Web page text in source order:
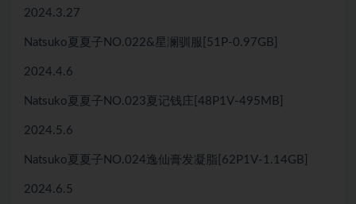
2024.3.27
Natsuko夏夏子NO.022&星澜驯服[51P-0.97GB]
2024.4.6
Natsuko夏夏子NO.023夏记钱庄[48P1V-495MB]
2024.5.6
Natsuko夏夏子NO.024逸仙膏发凝脂[62P1V-1.14GB]
2024.6.5